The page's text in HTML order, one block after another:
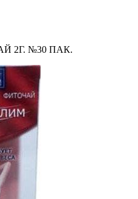
2Г. №30 ПАК.